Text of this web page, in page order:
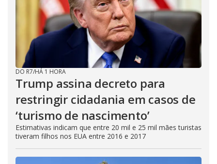
DO R7/HÁ 1 HORA
Trump assina decreto para
restringir cidadania em casos de
‘turismo de nascimento’
Estimativas indicam que entre 20 mil e 25 mil mães turistas
tiveram filhos nos EUA entre 2016 e 2017